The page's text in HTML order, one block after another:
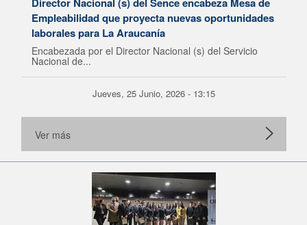
Empleabilidad que proyecta nuevas oportunidades
laborales para La Araucanía
Encabezada por el Director Nacional (s) del Servicio
Nacional de...
Jueves, 25 Junio, 2026 - 13:15
Ver más